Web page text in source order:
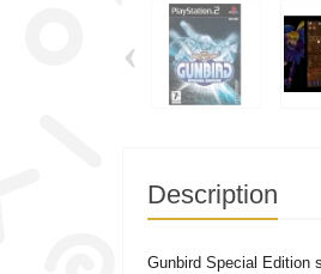
‹
Description
Gunbird Special Edition